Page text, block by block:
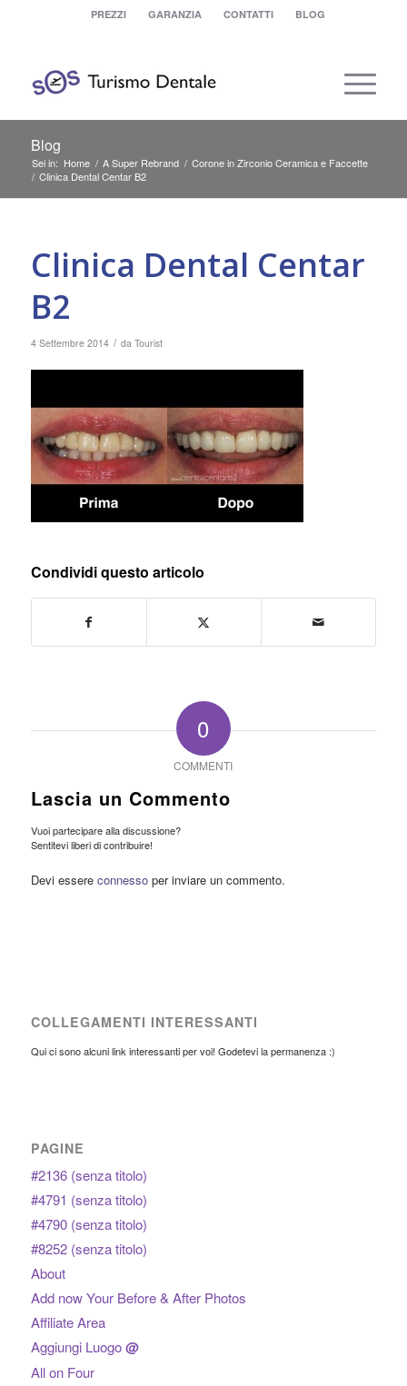
PREZZI GARANZIA CONTATTI BLOG
Blog
Sei in: Home / A Super Rebrand / Corone in Zirconio Ceramica e Faccette
/ Clinica Dental Centar B2
Clinica Dental Centar
B2
4 Settembre 2014 / da Tourist
Condividi questo articolo
0
COMMENTI
Lascia un Commento
Vuoi partecipare alla discussione?
Sentitevi liberi di contribuire!
Devi essere connessoper inviare un commento.
COLLEGAMENTI INTERESSANTI
Qui ci sono alcuni link interessanti per voi! Godetevi la permanenza :)
PAGINE
#2136 (senza titolo)
#4791 (senza titolo)
#4790 (senza titolo)
#8252 (senza titolo)
About
Add now Your Before & After Photos
Affiliate Area
Aggiungi Luogo@
All on Four